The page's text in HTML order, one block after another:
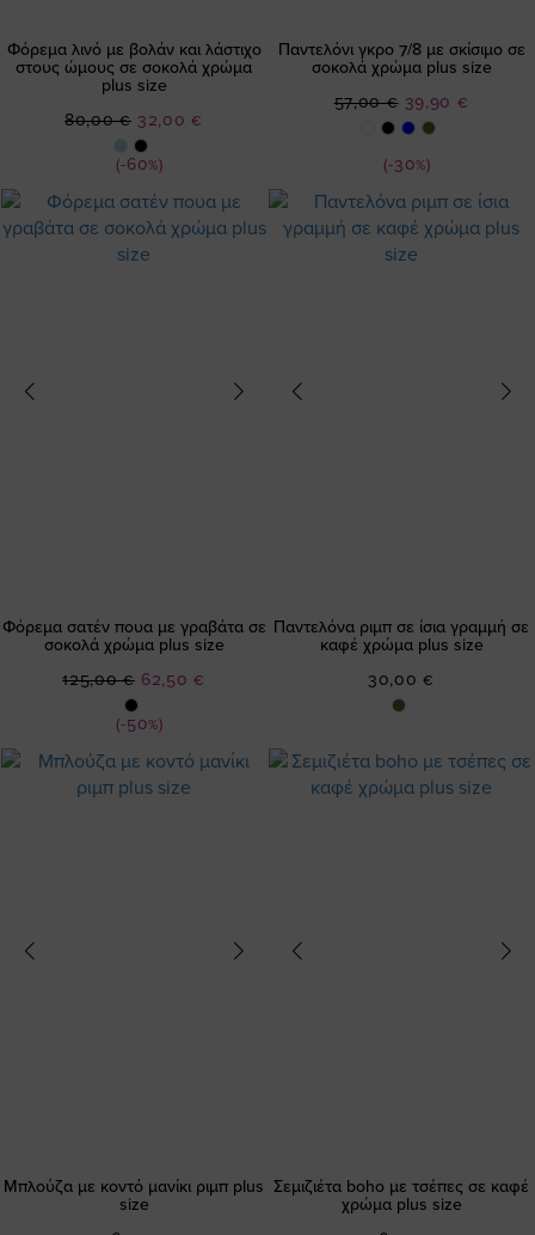
Φόρεμα λινό με βολάν και λάστιχο
στους ώμους σε σοκολά χρώμα
plus size
(-60%)
Ειδική
Τιμή
32,00 €
80,00 €
Παντελόνι γκρο 7/8 με σκίσιμο σε
σοκολά χρώμα plus size
(-30%)
Ειδική
Τιμή
39,90 €
57,00 €
Φόρεμα σατέν πουα με γραβάτα σε
σοκολά χρώμα plus size
(-50%)
Ειδική
62,50 €
125,00 €
Παντελόνα ριμπ σε ίσια γραμμή σε
καφέ χρώμα plus size
30,00 €
Μπλούζα με κοντό μανίκι ριμπ plus
size
Σεμιζιέτα boho με τσέπες σε καφέ
χρώμα plus size